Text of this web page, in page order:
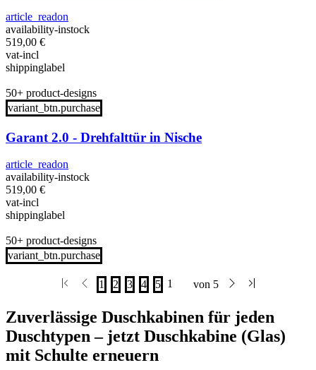
article_readon
availability-instock
519,00 €
vat-incl
shippinglabel
50+ product-designs
variant_btn.purchase
Garant 2.0 - Drehfalttür in Nische
article_readon
availability-instock
519,00 €
vat-incl
shippinglabel
50+ product-designs
variant_btn.purchase
Zuverlässige Duschkabinen für jeden
Duschtypen – jetzt Duschkabine (Glas)
mit Schulte erneuern